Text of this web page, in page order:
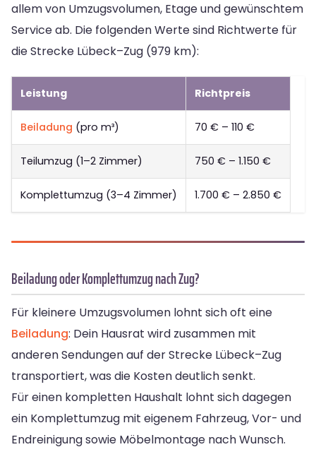
allem von Umzugsvolumen, Etage und gewünschtem
Service ab. Die folgenden Werte sind Richtwerte für
die Strecke Lübeck–Zug (979 km):
Leistung Richtpreis
Beiladung (pro m³) 70 € – 110 €
Teilumzug (1–2 Zimmer) 750 € – 1.150 €
Komplettumzug (3–4 Zimmer) 1.700 € – 2.850 €
Beiladung oder Komplettumzug nach Zug?
Für kleinere Umzugsvolumen lohnt sich oft eine
Beiladung: Dein Hausrat wird zusammen mit
anderen Sendungen auf der Strecke Lübeck–Zug
transportiert, was die Kosten deutlich senkt.
Für einen kompletten Haushalt lohnt sich dagegen
ein Komplettumzug mit eigenem Fahrzeug, Vor- und
Endreinigung sowie Möbelmontage nach Wunsch.